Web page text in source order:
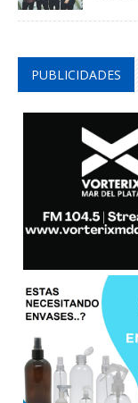
PUBLICIDADES